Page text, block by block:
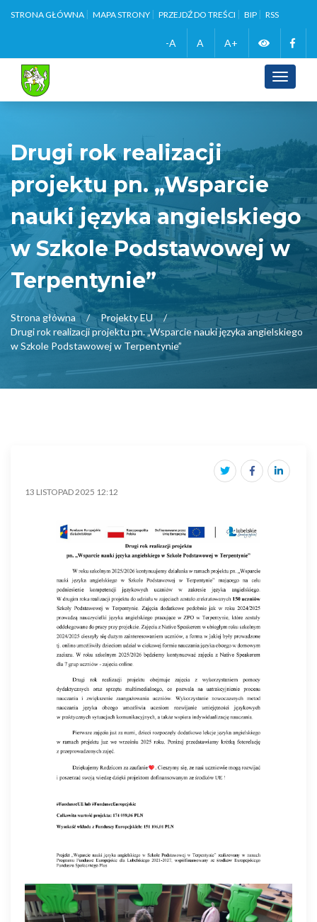
STRONA GŁÓWNA MAPA STRONY PRZEJDŹ DO TREŚCI BIP RSS
-A A A+ Zmień
wersję
Toggle
Drugi rok realizacji
projektu pn. „Wsparcie
nauki języka angielskiego
w Szkole Podstawowej w
Terpentynie”
Strona główna
Projekty EU
Drugi rok realizacji projektu pn. „Wsparcie nauki języka angielskiego
w Szkole Podstawowej w Terpentynie”
13 LISTOPAD 2025 12:12